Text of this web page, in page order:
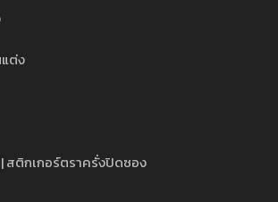
ต่ง
สติกเกอร์ตราครั่งปิดซอง